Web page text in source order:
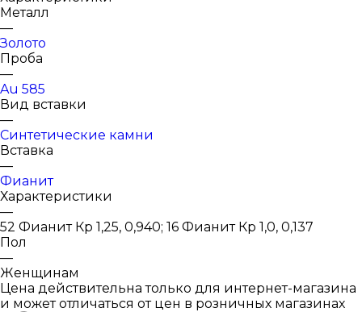
Металл
—
Золото
Проба
—
Au 585
Вид вставки
—
Синтетические камни
Вставка
—
Фианит
Характеристики
—
52 Фианит Кр 1,25, 0,940; 16 Фианит Кр 1,0, 0,137
Пол
—
Женщинам
Цена действительна только для интернет-магазина
и может отличаться от цен в розничных магазинах